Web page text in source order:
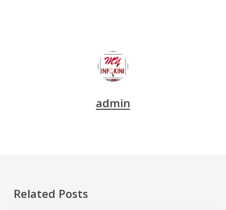
admin
Related Posts